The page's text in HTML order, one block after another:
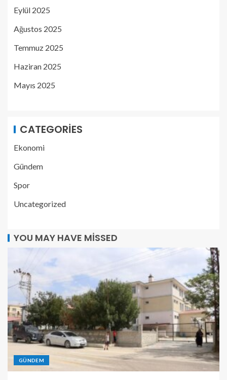
Eylül 2025
Ağustos 2025
Temmuz 2025
Haziran 2025
Mayıs 2025
CATEGORIES
Ekonomi
Gündem
Spor
Uncategorized
YOU MAY HAVE MISSED
GÜNDEM